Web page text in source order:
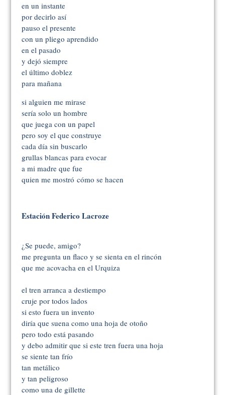
en un instante
por decirlo así
pauso el presente
con un pliego aprendido
en el pasado
y dejó siempre
el último doblez
para mañana
si alguien me mirase
sería solo un hombre
que juega con un papel
pero soy el que construye
cada día sin buscarlo
grullas blancas para evocar
a mi madre que fue
quien me mostró cómo se hacen
Estación Federico Lacroze
¿Se puede, amigo?
me pregunta un flaco y se sienta en el rincón
que me acovacha en el Urquiza
el tren arranca a destiempo
cruje por todos lados
si esto fuera un invento
diría que suena como una hoja de otoño
pero todo está pasando
y debo admitir que si este tren fuera una hoja
se siente tan frío
tan metálico
y tan peligroso
como una de gillette